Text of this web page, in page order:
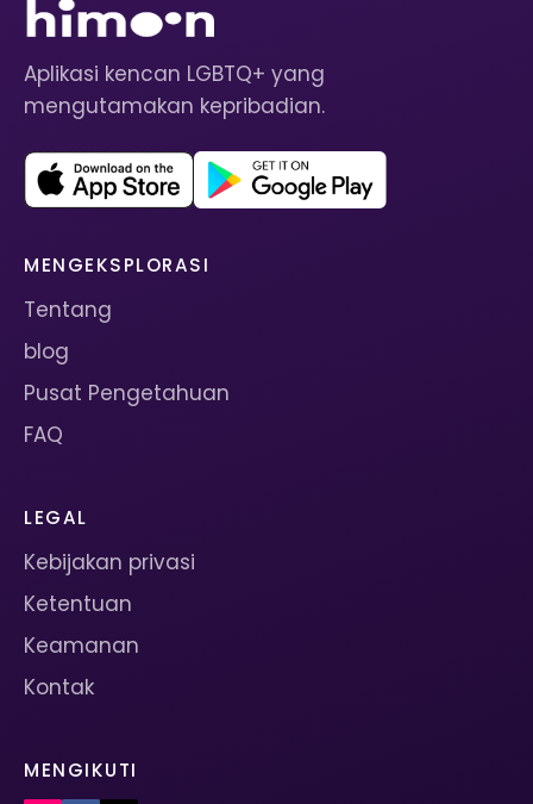
Aplikasi kencan LGBTQ+ yang
mengutamakan kepribadian.
MENGEKSPLORASI
Tentang
blog
Pusat Pengetahuan
FAQ
LEGAL
Kebijakan privasi
Ketentuan
Keamanan
Kontak
MENGIKUTI